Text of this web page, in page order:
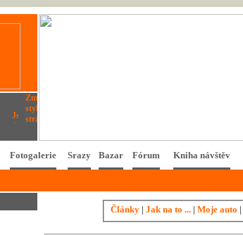
Fotogalerie Srazy Bazar Fórum Kniha návštěv
Články | Jak na to ... | Moje auto |